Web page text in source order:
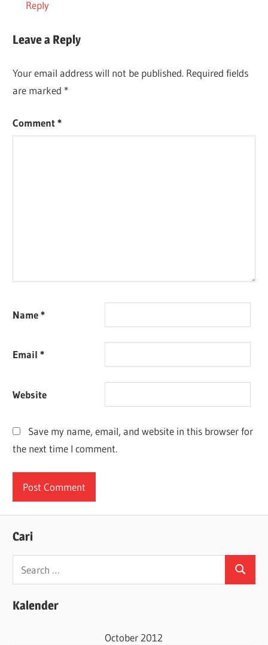
Reply
Leave a Reply
Your email address will not be published. Required fields
are marked *
Comment*
Name*
Email*
Website
Save my name, email, and website in this browser for
the next time I comment.
Cari
Search
Kalender
October 2012